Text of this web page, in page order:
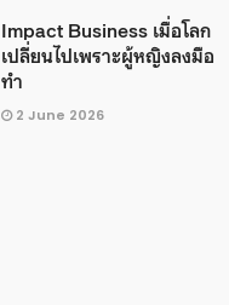
Impact Business เมื่อโลก
เปลี่ยนไปเพราะผู้หญิงลงมือ
ทำ
2 June 2026